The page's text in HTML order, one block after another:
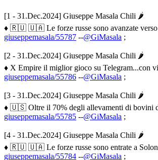
[1 - 31.Dec.2024] Giuseppe Masala Chili 🌶
♦ 🇷🇺 🇺🇦 Le forze russe sono avanzate verso
giuseppemasala/55787 --@GiMasala ;
[2 - 31.Dec.2024] Giuseppe Masala Chili 🌶
♦ X Empire il miglior gioco su Telegram...con
giuseppemasala/55786 --@GiMasala ;
[3 - 31.Dec.2024] Giuseppe Masala Chili 🌶
♦ 🇺🇸 Oltre il 70% degli allevamenti di bovini
giuseppemasala/55785 --@GiMasala ;
[4 - 31.Dec.2024] Giuseppe Masala Chili 🌶
♦ 🇷🇺 🇺🇦 Le forze russe sono entrate a
giuseppemasala/55784 --@GiMasala ;